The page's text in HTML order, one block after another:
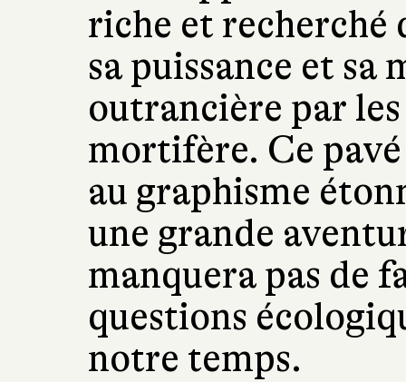
riche et
sa puissance et sa
outrancière par
mortifère. Ce pavé
au graphisme
une grande
manquera pas de
questions
notre temps.